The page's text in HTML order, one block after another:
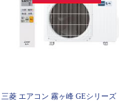
三菱 エアコン 霧ヶ峰 GEシリーズ